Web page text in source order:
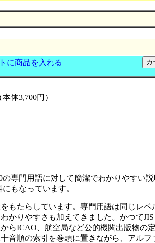
体3,700円）
専門用語に対して簡潔でわかりやすい
もなっています。
もたらしています。専門用語は同じレ
かりやすさも加えてきました。かつて
らICAO、航空局など公的機関出版物の
音順の索引を巻頭に置きながら、アルフ